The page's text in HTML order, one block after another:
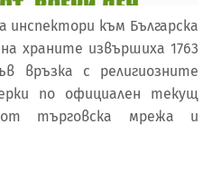
инспектори към Българска
храните извършиха 1763
връзка с религиозните
по официален текущ
търговска мрежа и